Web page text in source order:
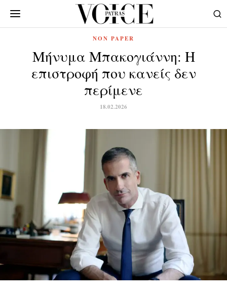
NON PAPER
Μήνυμα Μπακογιάννη: Η
επιστροφή που κανείς δεν
περίμενε
18.02.2026